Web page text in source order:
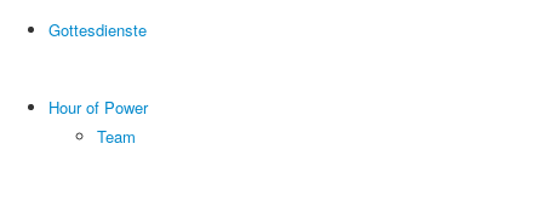
Gottesdienste
Hour of Power
Team